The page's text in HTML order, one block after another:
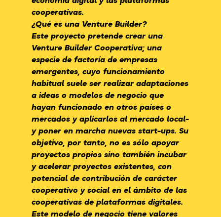
cooperativas.
¿Qué es una Venture Builder?
Este proyecto pretende crear una
Venture Builder Cooperativa; una
especie de factoría de empresas
emergentes, cuyo funcionamiento
habitual suele ser realizar adaptaciones
a ideas o modelos de negocio que
hayan funcionado en otros países o
mercados y aplicarlos al mercado local-
y poner en marcha nuevas start-ups. Su
objetivo, por tanto, no es sólo apoyar
proyectos propios sino también incubar
y acelerar proyectos existentes, con
potencial de contribución de carácter
cooperativo y social en el ámbito de las
cooperativas de plataformas digitales.
Este modelo de negocio tiene valores